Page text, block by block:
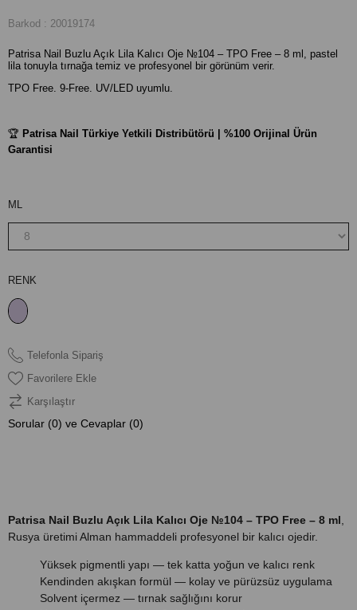
Barkod : 20019174
Patrisa Nail Buzlu Açık Lila Kalıcı Oje №104 – TPO Free – 8 ml, pastel
lila tonuyla tırnağa temiz ve profesyonel bir görünüm verir.
TPO Free. 9-Free. UV/LED uyumlu.
🏆 Patrisa Nail Türkiye Yetkili Distribütörü | %100 Orijinal Ürün
Garantisi
ML
RENK
Telefonla Sipariş
Favorilere Ekle
Karşılaştır
Sorular (0) ve Cevaplar (0)
Patrisa Nail Buzlu Açık Lila Kalıcı Oje №104 – TPO Free – 8 ml
Rusya üretimi Alman hammaddeli profesyonel bir kalıcı ojedir.
Yüksek pigmentli yapı — tek katta yoğun ve kalıcı renk
Kendinden akışkan formül — kolay ve pürüzsüz uygulama
Solvent içermez — tırnak sağlığını korur